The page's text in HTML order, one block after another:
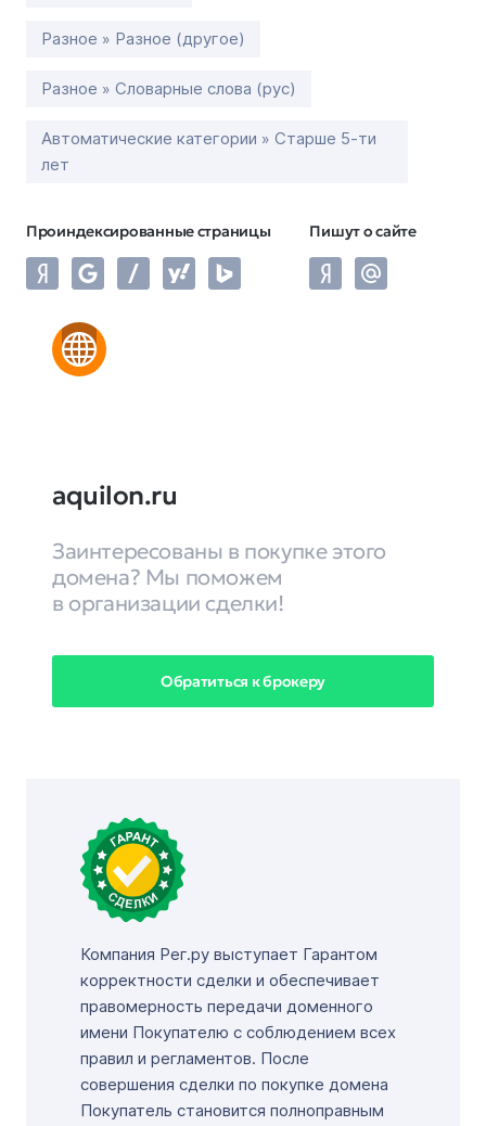
Разное » Разное (другое)
Разное » Словарные слова (рус)
Автоматические категории » Старше 5-ти
лет
Проиндексированные страницы Пишут о сайте
aquilon.ru
Заинтересованы в покупке этого
домена? Мы поможем
в организации сделки!
Обратиться к брокеру
Компания Рег.ру выступает Гарантом
корректности сделки и обеспечивает
правомерность передачи доменного
имени Покупателю с соблюдением всех
правил и регламентов. После
совершения сделки по покупке домена
Покупатель становится полноправным